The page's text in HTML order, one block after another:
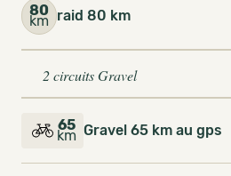
80
km raid 80 km
2 circuits Gravel
65
km Gravel 65 km au gps